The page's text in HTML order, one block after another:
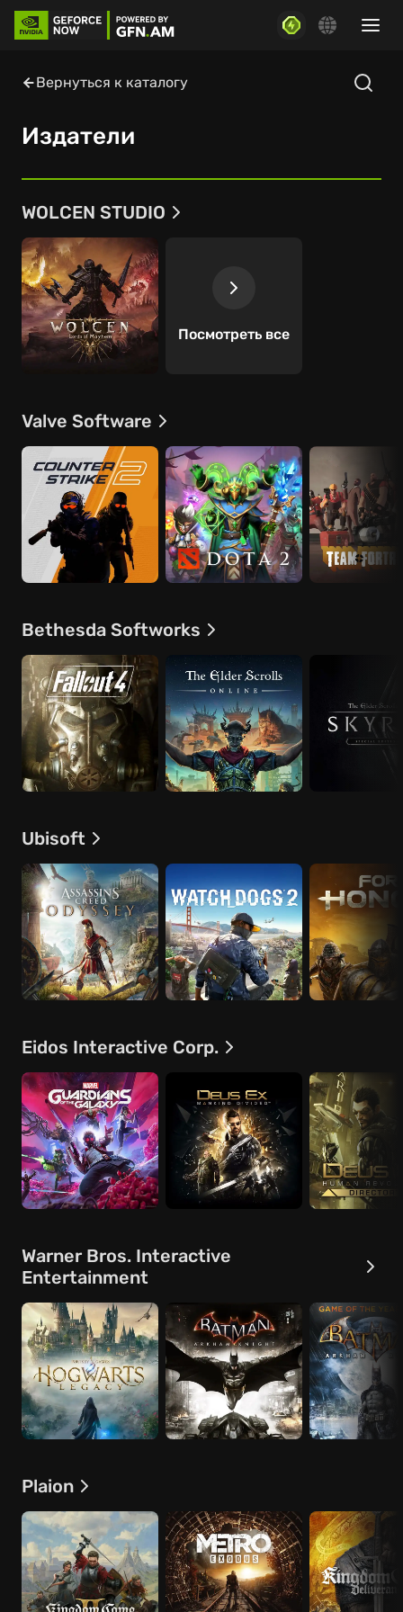
Вернуться к каталогу
Издатели
WOLCEN STUDIO
Посмотреть все
Valve Software
Bethesda Softworks
Ubisoft
Eidos Interactive Corp.
Warner Bros. Interactive
Entertainment
Plaion